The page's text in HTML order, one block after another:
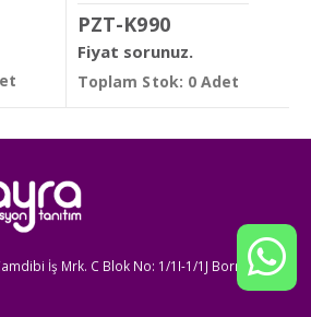
PZT-K990
Fiyat sorunuz.
Toplam Stok: 0 Adet
İş Mrk. C Blok No: 1/1I-1/1J Bornova